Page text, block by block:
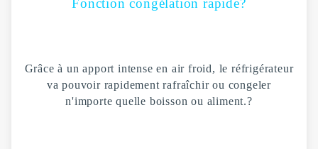
Fonction congélation rapide?
Grâce à un apport intense en air froid, le réfrigérateur
va pouvoir rapidement rafraîchir ou congeler
n'importe quelle boisson ou aliment.?